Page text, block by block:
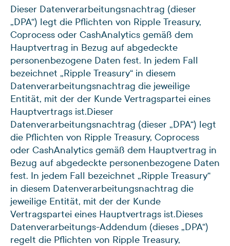
Dieser Datenverarbeitungsnachtrag (dieser
„DPA“) legt die Pflichten von Ripple Treasury,
Coprocess oder CashAnalytics gemäß dem
Hauptvertrag in Bezug auf abgedeckte
personenbezogene Daten fest. In jedem Fall
bezeichnet „Ripple Treasury“ in diesem
Datenverarbeitungsnachtrag die jeweilige
Entität, mit der der Kunde Vertragspartei eines
Hauptvertrags ist.Dieser
Datenverarbeitungsnachtrag (dieser „DPA“) legt
die Pflichten von Ripple Treasury, Coprocess
oder CashAnalytics gemäß dem Hauptvertrag in
Bezug auf abgedeckte personenbezogene Daten
fest. In jedem Fall bezeichnet „Ripple Treasury“
in diesem Datenverarbeitungsnachtrag die
jeweilige Entität, mit der der Kunde
Vertragspartei eines Hauptvertrags ist.Dieses
Datenverarbeitungs-Addendum (dieses „DPA“)
regelt die Pflichten von Ripple Treasury,